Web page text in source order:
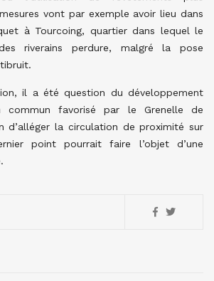
vont par exemple avoir lieu dans
à Tourcoing, quartier dans lequel le
riverains perdure, malgré la pose
il a été question du développement
commun favorisé par le Grenelle de
d’alléger la circulation de proximité sur
point pourrait faire l’objet d’une